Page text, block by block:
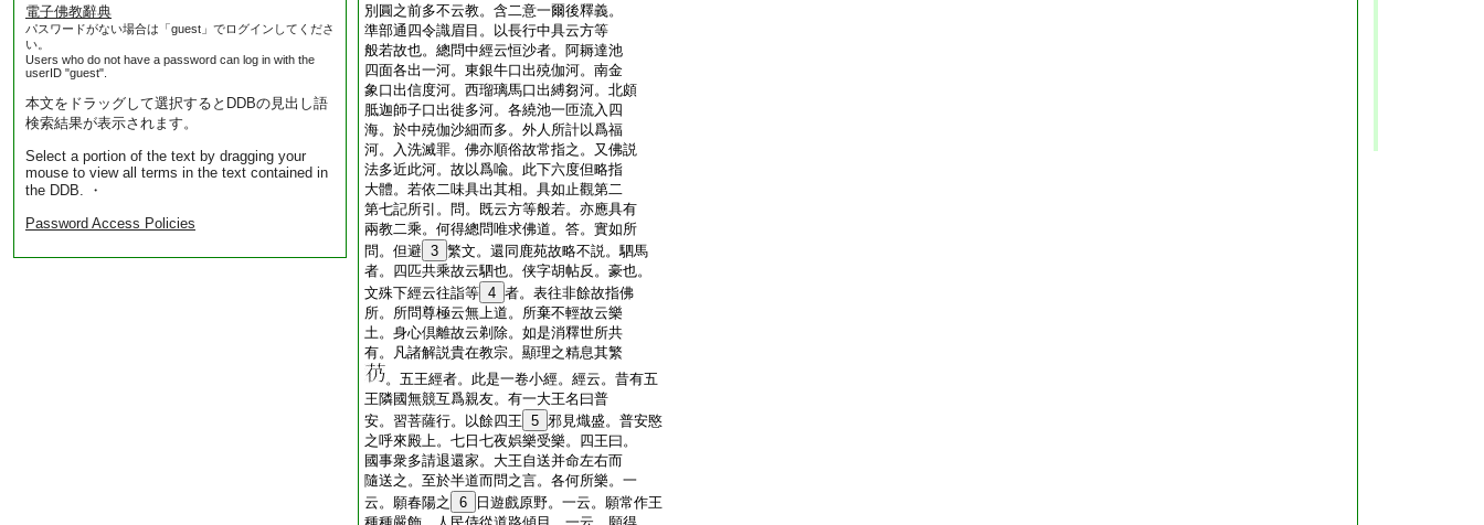
電子佛教辭典
パスワードがない場合は「guest」でログインしてくださ
い。
Users who do not have a password can log in with the
userID "guest".
本文をドラッグして選択するとDDBの見出し語
検索結果が表示されます。
Select a portion of the text by dragging your
mouse to view all terms in the text contained in
the DDB. ・
Password Access Policies
別圓之前多不云教。含二意一爾後釋義。
準部通四令識眉目。以長行中具云方等
般若故也。總問中經云恒沙者。阿耨達池
四面各出一河。東銀牛口出殑伽河。南金
象口出信度河。西瑠璃馬口出縛芻河。北頗
胝迦師子口出徙多河。各繞池一匝流入四
海。於中殑伽沙細而多。外人所計以爲福
河。入洗滅罪。佛亦順俗故常指之。又佛説
法多近此河。故以爲喩。此下六度但略指
大體。若依二味具出其相。具如止觀第二
第七記所引。問。既云方等般若。亦應具有
兩教二乘。何得總問唯求佛道。答。實如所
問。但避 3 繁文。還同鹿苑故略不説。駟馬
者。四匹共乘故云駟也。侠字胡帖反。豪也。
文殊下經云往詣等 4 者。表往非餘故指佛
所。所問尊極云無上道。所棄不輕故云樂
土。身心倶離故云剃除。如是消釋世所共
有。凡諸解説貴在教宗。顯理之精息其繁
。五王經者。此是一卷小經。經云。昔有五
王隣國無競互爲親友。有一大王名曰普
安。習菩薩行。以餘四王 5 邪見熾盛。普安愍
之呼來殿上。七日七夜娯樂受樂。四王曰。
國事衆多請退還家。大王自送并命左右而
隨送之。至於半道而問之言。各何所樂。一
云。願春陽之
6
日遊戲原野。一云。願常作王